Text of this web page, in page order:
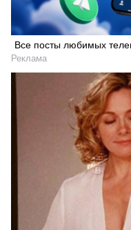
Все посты любимых
Реклама